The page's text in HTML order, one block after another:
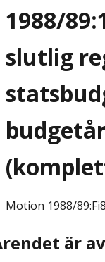
1988/
slutlig
Motion 1988/
är